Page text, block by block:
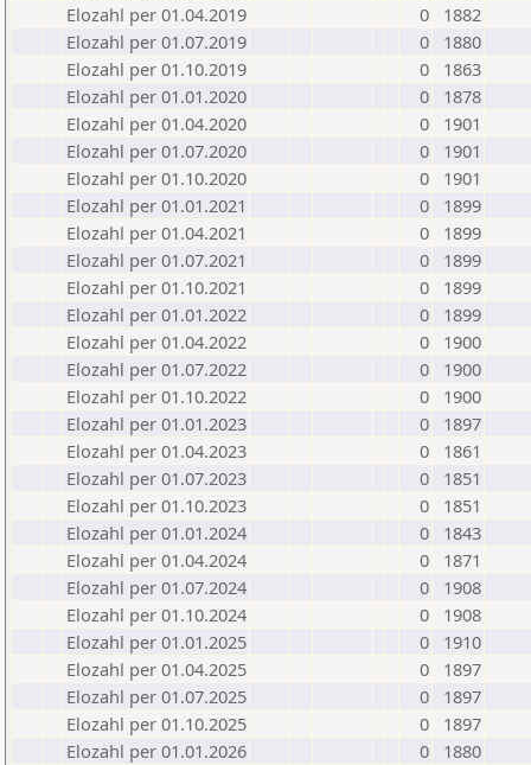
Elozahl per 01.04.2019
0
1882
Elozahl per 01.07.2019
0
1880
Elozahl per 01.10.2019
0
1863
Elozahl per 01.01.2020
0
1878
Elozahl per 01.04.2020
0
1901
Elozahl per 01.07.2020
0
1901
Elozahl per 01.10.2020
0
1901
Elozahl per 01.01.2021
0
1899
Elozahl per 01.04.2021
0
1899
Elozahl per 01.07.2021
0
1899
Elozahl per 01.10.2021
0
1899
Elozahl per 01.01.2022
0
1899
Elozahl per 01.04.2022
0
1900
Elozahl per 01.07.2022
0
1900
Elozahl per 01.10.2022
0
1900
Elozahl per 01.01.2023
0
1897
Elozahl per 01.04.2023
0
1861
Elozahl per 01.07.2023
0
1851
Elozahl per 01.10.2023
0
1851
Elozahl per 01.01.2024
0
1843
Elozahl per 01.04.2024
0
1871
Elozahl per 01.07.2024
0
1908
Elozahl per 01.10.2024
0
1908
Elozahl per 01.01.2025
0
1910
Elozahl per 01.04.2025
0
1897
Elozahl per 01.07.2025
0
1897
Elozahl per 01.10.2025
0
1897
Elozahl per 01.01.2026
0
1880